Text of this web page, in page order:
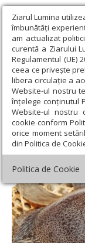
Ziarul Lumina
îmbunătăți
am actualizat
curentă a Ziarului
Regulamentul (UE)
ceea ce privește
libera circulație a
Website-ul nostru
înțelege conținutul
Website-ul nostru
cookie conform
orice moment
din Politica de
Politica de Cookie
Ziarul Lumina ›
cota de pescuit la
A fost
pentru